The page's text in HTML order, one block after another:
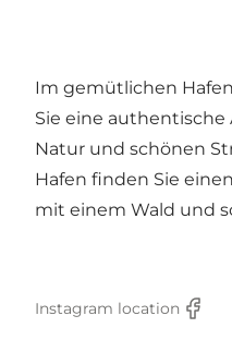
Im gemütlichen
Sie eine
Natur und schönen
Hafen finden Sie
mit einem Wald und
Instagram location